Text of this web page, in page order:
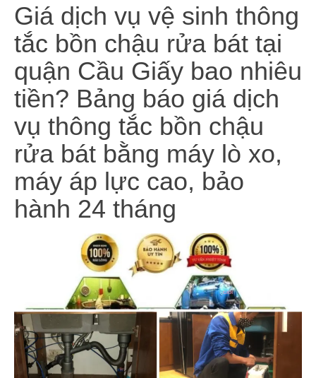
Giá dịch vụ vệ sinh thông
tắc bồn chậu rửa bát tại
quận Cầu Giấy bao nhiêu
tiền? Bảng báo giá dịch
vụ thông tắc bồn chậu
rửa bát bằng máy lò xo,
máy áp lực cao, bảo
hành 24 tháng